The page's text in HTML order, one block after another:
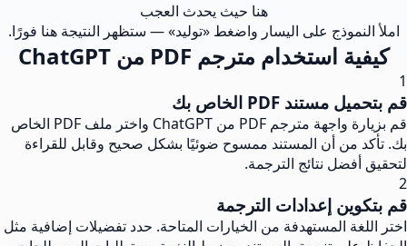
هنا حيث يحدث العجب
املأ النموذج على اليسار واضغط «توليد» — ستظهر النتيجة هنا فورًا.
كيفية استخدام مترجم PDF من ChatGPT
1
قم بتحميل مستند PDF الخاص بك
قم بزيارة واجهة مترجم PDF من ChatGPT واختر ملف PDF الخاص
بك. تأكد من أن المستند ممسوح ضوئيًا بشكل صحيح وقابل للقراءة
لتحقيق أفضل نتائج الترجمة.
2
قم بتكوين إعدادات الترجمة
اختر اللغة المستهدفة من الخيارات المتاحة. حدد تفضيلات إضافية مثل